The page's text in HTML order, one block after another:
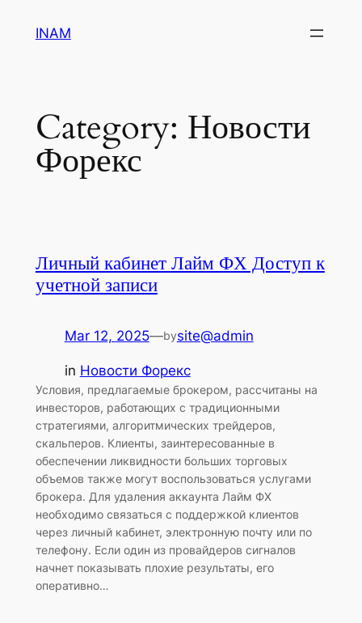
INAM
Category: Новости
Форекс
Личный кабинет Лайм ФХ Доступ к
учетной записи
Mar 12, 2025—bysite@admin
in Новости Форекс
Условия, предлагаемые брокером, рассчитаны на
инвесторов, работающих с традиционными
стратегиями, алгоритмических трейдеров,
скальперов. Клиенты, заинтересованные в
обеспечении ликвидности больших торговых
объемов также могут воспользоваться услугами
брокера. Для удаления аккаунта Лайм ФХ
необходимо связаться с поддержкой клиентов
через личный кабинет, электронную почту или по
телефону. Если один из провайдеров сигналов
начнет показывать плохие результаты, его
оперативно…